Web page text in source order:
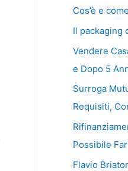
Cos’è e
Il packaging
Vendere
e Dopo 5
Surroga
Requisiti,
Possibile
Flavio